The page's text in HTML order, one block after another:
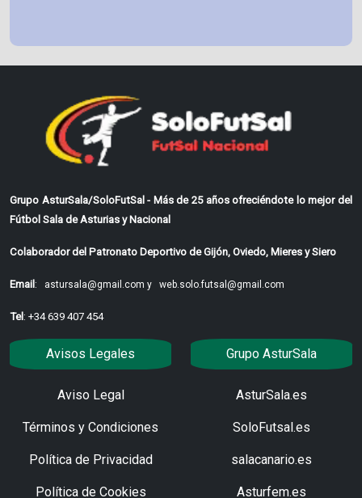
Grupo AsturSala/SoloFutSal - Más de 25 años ofreciéndote lo mejor del
Fútbol Sala de Asturias y Nacional
Colaborador del Patronato Deportivo de Gijón, Oviedo, Mieres y Siero
Email: astursala@gmail.com y web.solo.futsal@gmail.com
Tel: +34 639 407 454
Avisos Legales
Aviso Legal
Términos y Condiciones
Política de Privacidad
Política de Cookies
Grupo AsturSala
AsturSala.es
SoloFutsal.es
salacanario.es
Asturfem.es